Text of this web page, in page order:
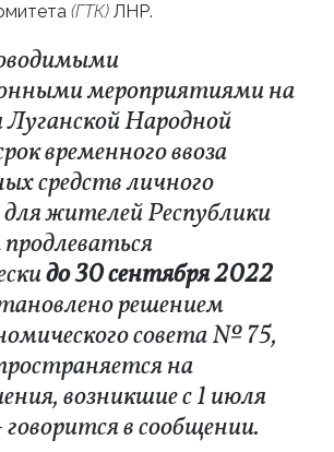
(ГТК) ЛНР.
мероприятиями на
Народной
временного ввоза
средств личного
для жителей Республики
до 30 сентября 2022
решением
совета № 75,
на
возникшие с 1 июля
в сообщении.